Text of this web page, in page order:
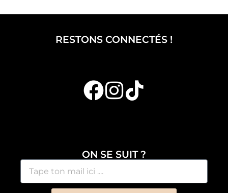
RESTONS CONNECTÉS !
ON SE SUIT ?